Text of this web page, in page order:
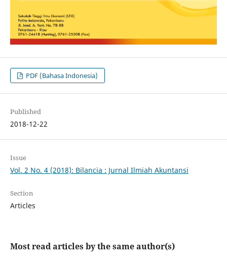
PDF (Bahasa Indonesia)
Published
2018-12-22
Issue
Vol. 2 No. 4 (2018): Bilancia : Jurnal Ilmiah Akuntansi
Section
Articles
Most read articles by the same author(s)